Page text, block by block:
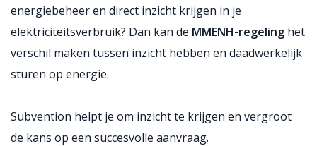
energiebeheer en direct inzicht krijgen in je
elektriciteitsverbruik? Dan kan de MMENH-regeling het
verschil maken tussen inzicht hebben en daadwerkelijk
sturen op energie.
Subvention helpt je om inzicht te krijgen en vergroot
de kans op een succesvolle aanvraag.